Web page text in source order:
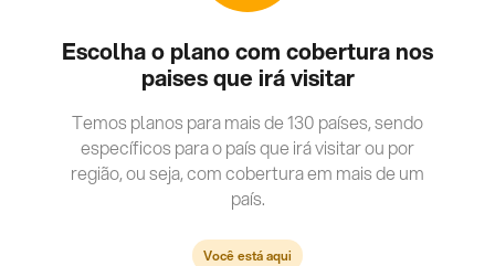
Escolha o plano com cobertura nos
paises que irá visitar
Temos planos para mais de 130 países, sendo
específicos para o país que irá visitar ou por
região, ou seja, com cobertura em mais de um
país.
Você está aqui